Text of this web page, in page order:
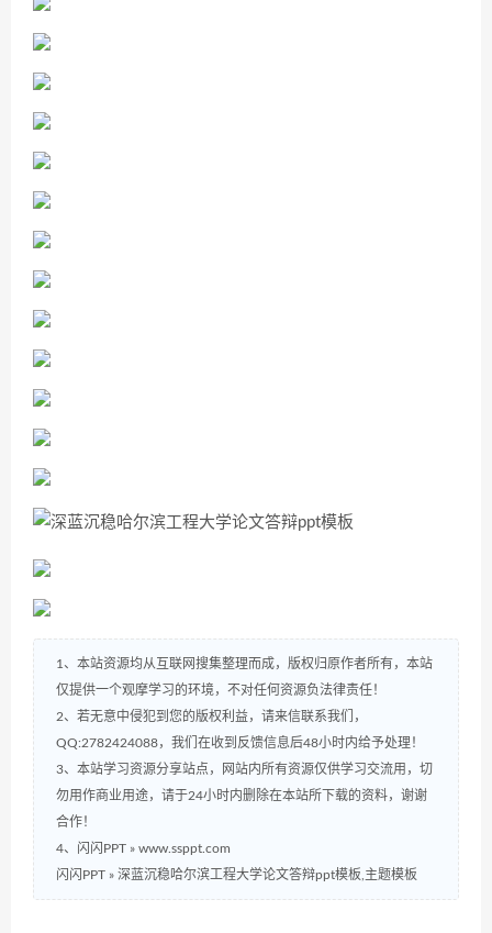
1、本站资源均从互联网搜集整理而成，版权归原作者所有，本站
仅提供一个观摩学习的环境，不对任何资源负法律责任！
2、若无意中侵犯到您的版权利益，请来信联系我们，
QQ:2782424088，我们在收到反馈信息后48小时内给予处理！
3、本站学习资源分享站点，网站内所有资源仅供学习交流用，切
勿用作商业用途，请于24小时内删除在本站所下载的资料，谢谢
合作！
4、闪闪PPT » www.ssppt.com
闪闪PPT » 深蓝沉稳哈尔滨工程大学论文答辩ppt模板,主题模板